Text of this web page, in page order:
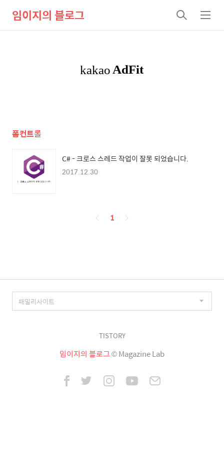
임이지의 블로그
검
색
메
뉴
폼컨트롤
C# - 크로스 스레드 작업이 잘못 되었습니다.
2017.12.30
페
1
TISTORY
임이지의 블로그© Magazine Lab